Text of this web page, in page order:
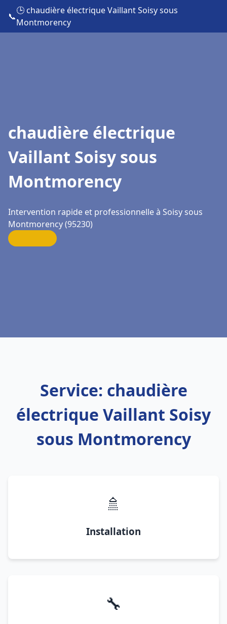
📞
🕒 chaudière électrique Vaillant Soisy sous
Montmorency
chaudière électrique
Vaillant Soisy sous
Montmorency
Intervention rapide et professionnelle à Soisy sous
Montmorency (95230)
Service: chaudière
électrique Vaillant Soisy
sous Montmorency
🚿
Installation
🔧